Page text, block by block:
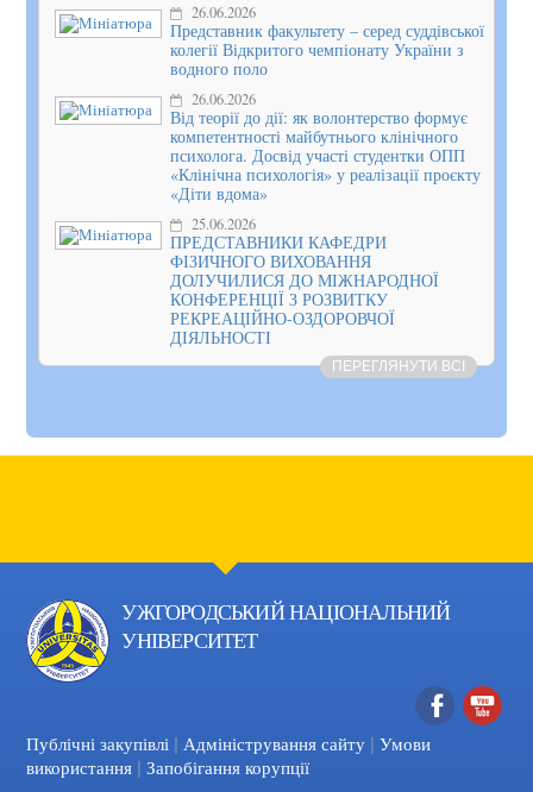
26.06.2026
Представник факультету – серед суддівської
колегії Відкритого чемпіонату України з
водного поло
26.06.2026
Від теорії до дії: як волонтерство формує
компетентності майбутнього клінічного
психолога. Досвід участі студентки ОПП
«Клінічна психологія» у реалізації проєкту
«Діти вдома»
25.06.2026
ПРЕДСТАВНИКИ КАФЕДРИ
ФІЗИЧНОГО ВИХОВАННЯ
ДОЛУЧИЛИСЯ ДО МІЖНАРОДНОЇ
КОНФЕРЕНЦІЇ З РОЗВИТКУ
РЕКРЕАЦІЙНО-ОЗДОРОВЧОЇ
ДІЯЛЬНОСТІ
ПЕРЕГЛЯНУТИ ВСІ
УЖГОРОДСЬКИЙ НАЦІОНАЛЬНИЙ
УНІВЕРСИТЕТ
Facebook
Публічні закупівлі | Адміністрування сайту | Умови
використання | Запобігання корупції